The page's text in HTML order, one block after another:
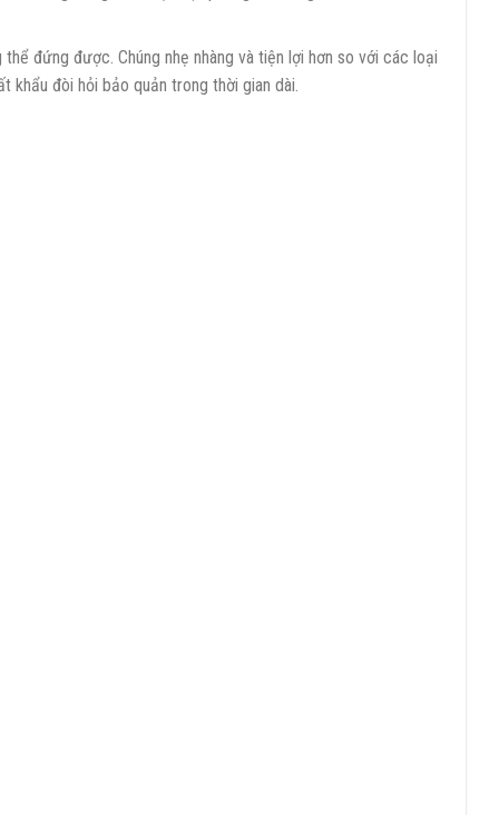
đứng được. Chúng nhẹ nhàng và tiện lợi hơn so với các loại
đòi hỏi bảo quản trong thời gian dài.